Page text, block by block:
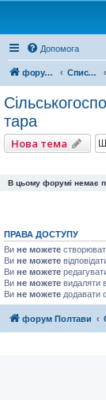
Допомога
форум Полтави Список форумів
тара
Нова тема
В цьому форумі немає
ПРАВА ДОСТУПУ
Ви не можете
Ви не можете
Ви не можете
Ви не можете видаляти
Ви не можете додавати
форум Полтави